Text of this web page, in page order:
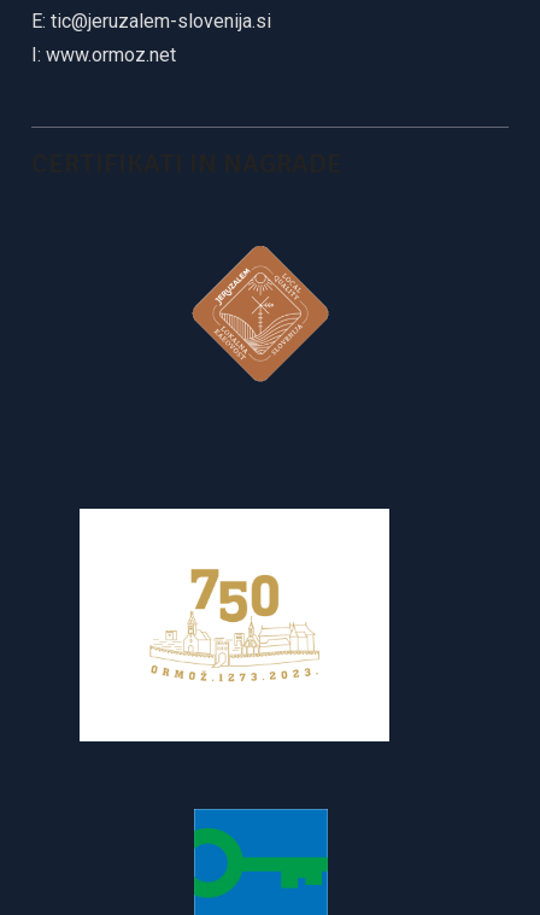
E:tic@jeruzalem-slovenija.si
I:www.ormoz.net